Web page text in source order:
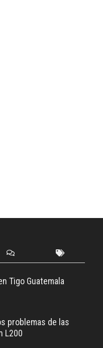
Tigo Guatemala
problemas de las
L200